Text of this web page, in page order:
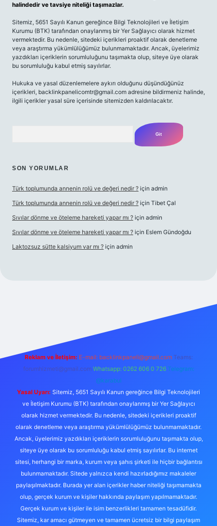
halindedir ve tavsiye niteliği taşımazlar.
Sitemiz, 5651 Sayılı Kanun gereğince Bilgi Teknolojileri ve İletişim
Kurumu (BTK) tarafından onaylanmış bir Yer Sağlayıcı olarak hizmet
vermektedir. Bu nedenle, sitedeki içerikleri proaktif olarak denetleme
veya araştırma yükümlülüğümüz bulunmamaktadır. Ancak, üyelerimiz
yazdıkları içeriklerin sorumluluğunu taşımakta olup, siteye üye olarak
bu sorumluluğu kabul etmiş sayılırlar.
Hukuka ve yasal düzenlemelere aykırı olduğunu düşündüğünüz
içerikleri, backlinkpanelicomtr@gmail.com adresine bildirmeniz halinde,
ilgili içerikler yasal süre içerisinde sitemizden kaldırılacaktır.
SON YORUMLAR
Türk toplumunda annenin rolü ve değeri nedir ? için admin
Türk toplumunda annenin rolü ve değeri nedir ? için Tibet Çal
Sıvılar dönme ve öteleme hareketi yapar mı ? için admin
Sıvılar dönme ve öteleme hareketi yapar mı ? için Eslem Gündoğdu
Laktozsuz sütte kalsiyum var mı ? için admin
Reklam ve İletişim: E-mail: backlinkpaneli@gmail.com Teams:
forumhizmeti@gmail.com Whatsapp: 0262 606 0 726 Telegram:
@karabul
Yasal Uyarı: Sitemiz, 5651 Sayılı Kanun gereğince Bilgi Teknolojileri
ve İletişim Kurumu (BTK) tarafından onaylanmış bir Yer Sağlayıcı
olarak hizmet vermektedir. Bu nedenle, sitedeki içerikleri proaktif
olarak denetleme veya araştırma yükümlülüğümüz bulunmamaktadır.
Ancak, üyelerimiz yazdıkları içeriklerin sorumluluğunu taşımakta olup,
siteye üye olarak bu sorumluluğu kabul etmiş sayılırlar. Bu internet
sitesi, herhangi bir marka, kurum veya şahıs şirketi ile hiçbir bağlantısı
bulunmamaktadır. Sitede yalnızca kendi hazırladığımız makaleler
paylaşılmaktadır. Burada yer alan içerikler haber niteliği taşımamakta
olup, gerçek kurum ve kişiler hakkında paylaşım yapılmamaktadır.
Gerçek kurum ve kişiler ile isim benzerlikleri tamamen tesadüfidir.
Sitemiz, kar amacı gütmeyen ve tamamen ücretsiz bir bilgi paylaşım